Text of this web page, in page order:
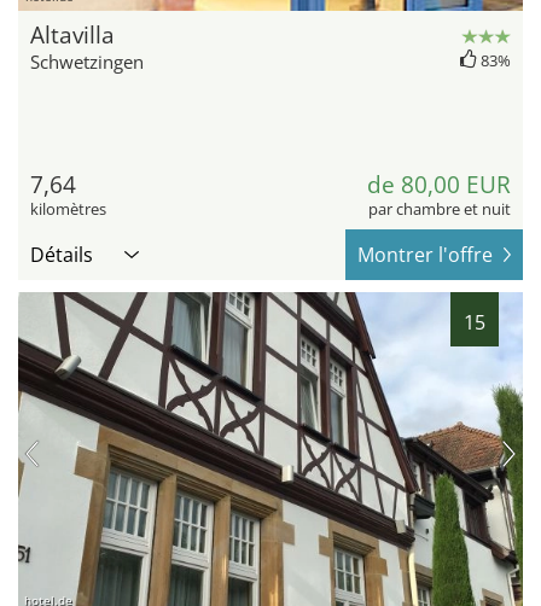
Altavilla
Schwetzingen 83%
7,64
kilomètres
de 80,00 EUR
par chambre et nuit
Détails Montrer l'offre
15
hotel.de